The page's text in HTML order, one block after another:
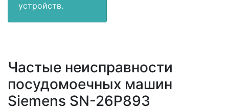
устройств.
Частые неисправности
посудомоечных машин
Siemens SN-26P893